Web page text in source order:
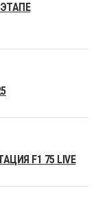
F1 75 LIVE